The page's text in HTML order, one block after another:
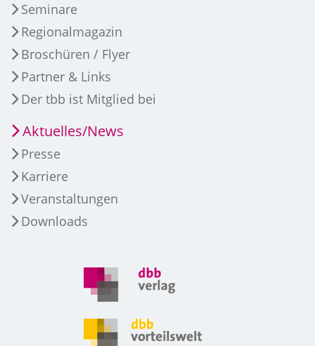
Seminare
Regionalmagazin
Broschüren / Flyer
Partner & Links
Der tbb ist Mitglied bei
Aktuelles/News
Presse
Karriere
Veranstaltungen
Downloads